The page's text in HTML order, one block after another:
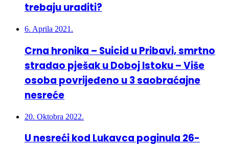
6. Aprila 2021.
Crna hronika – Suicid u Pribavi, smrtno
stradao pješak u Doboj Istoku – Više
osoba povrijeđeno u 3 saobraćajne
nesreće
20. Oktobra 2022.
U nesreći kod Lukavca poginula 26-
godišnjakinja iz Gračanice